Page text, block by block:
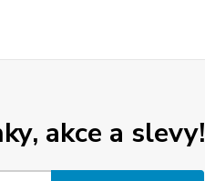
akce a slevy!